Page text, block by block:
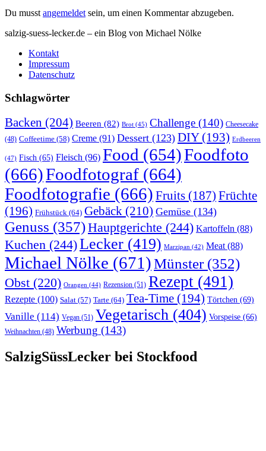
Du musst angemeldet sein, um einen Kommentar abzugeben.
salzig-suess-lecker.de – ein Blog von Michael Nölke
Kontakt
Impressum
Datenschutz
Schlagwörter
Backen (204) Beeren (82) Brot (45) Challenge (140) Cheesecake
(48) Coffeetime (58) Creme (91) Dessert (123) DIY(193) Erdbeeren
(47) Fisch (65) Fleisch (96) Food (654)Foodfoto
(666)Foodfotograf (664)
Foodfotografie (666) Fruits (187) Früchte
(196) Frühstück (64) Gebäck (210) Gemüse (134)
Genuss (357)Hauptgerichte (244) Kartoffeln (88)
Kuchen (244)Lecker (419) Marzipan (42) Meat(88)
Michael Nölke (671)Münster(352)
Obst (220) Orangen (44) Rezension (51) Rezept (491)
Rezepte (100) Salat (57) Tarte (64) Tea-Time (194) Törtchen (69)
Vanille (114) Vegan (51) Vegetarisch (404) Vorspeise (66)
Weihnachten (48) Werbung (143)
SalzigSüssLecker bei Stockfood